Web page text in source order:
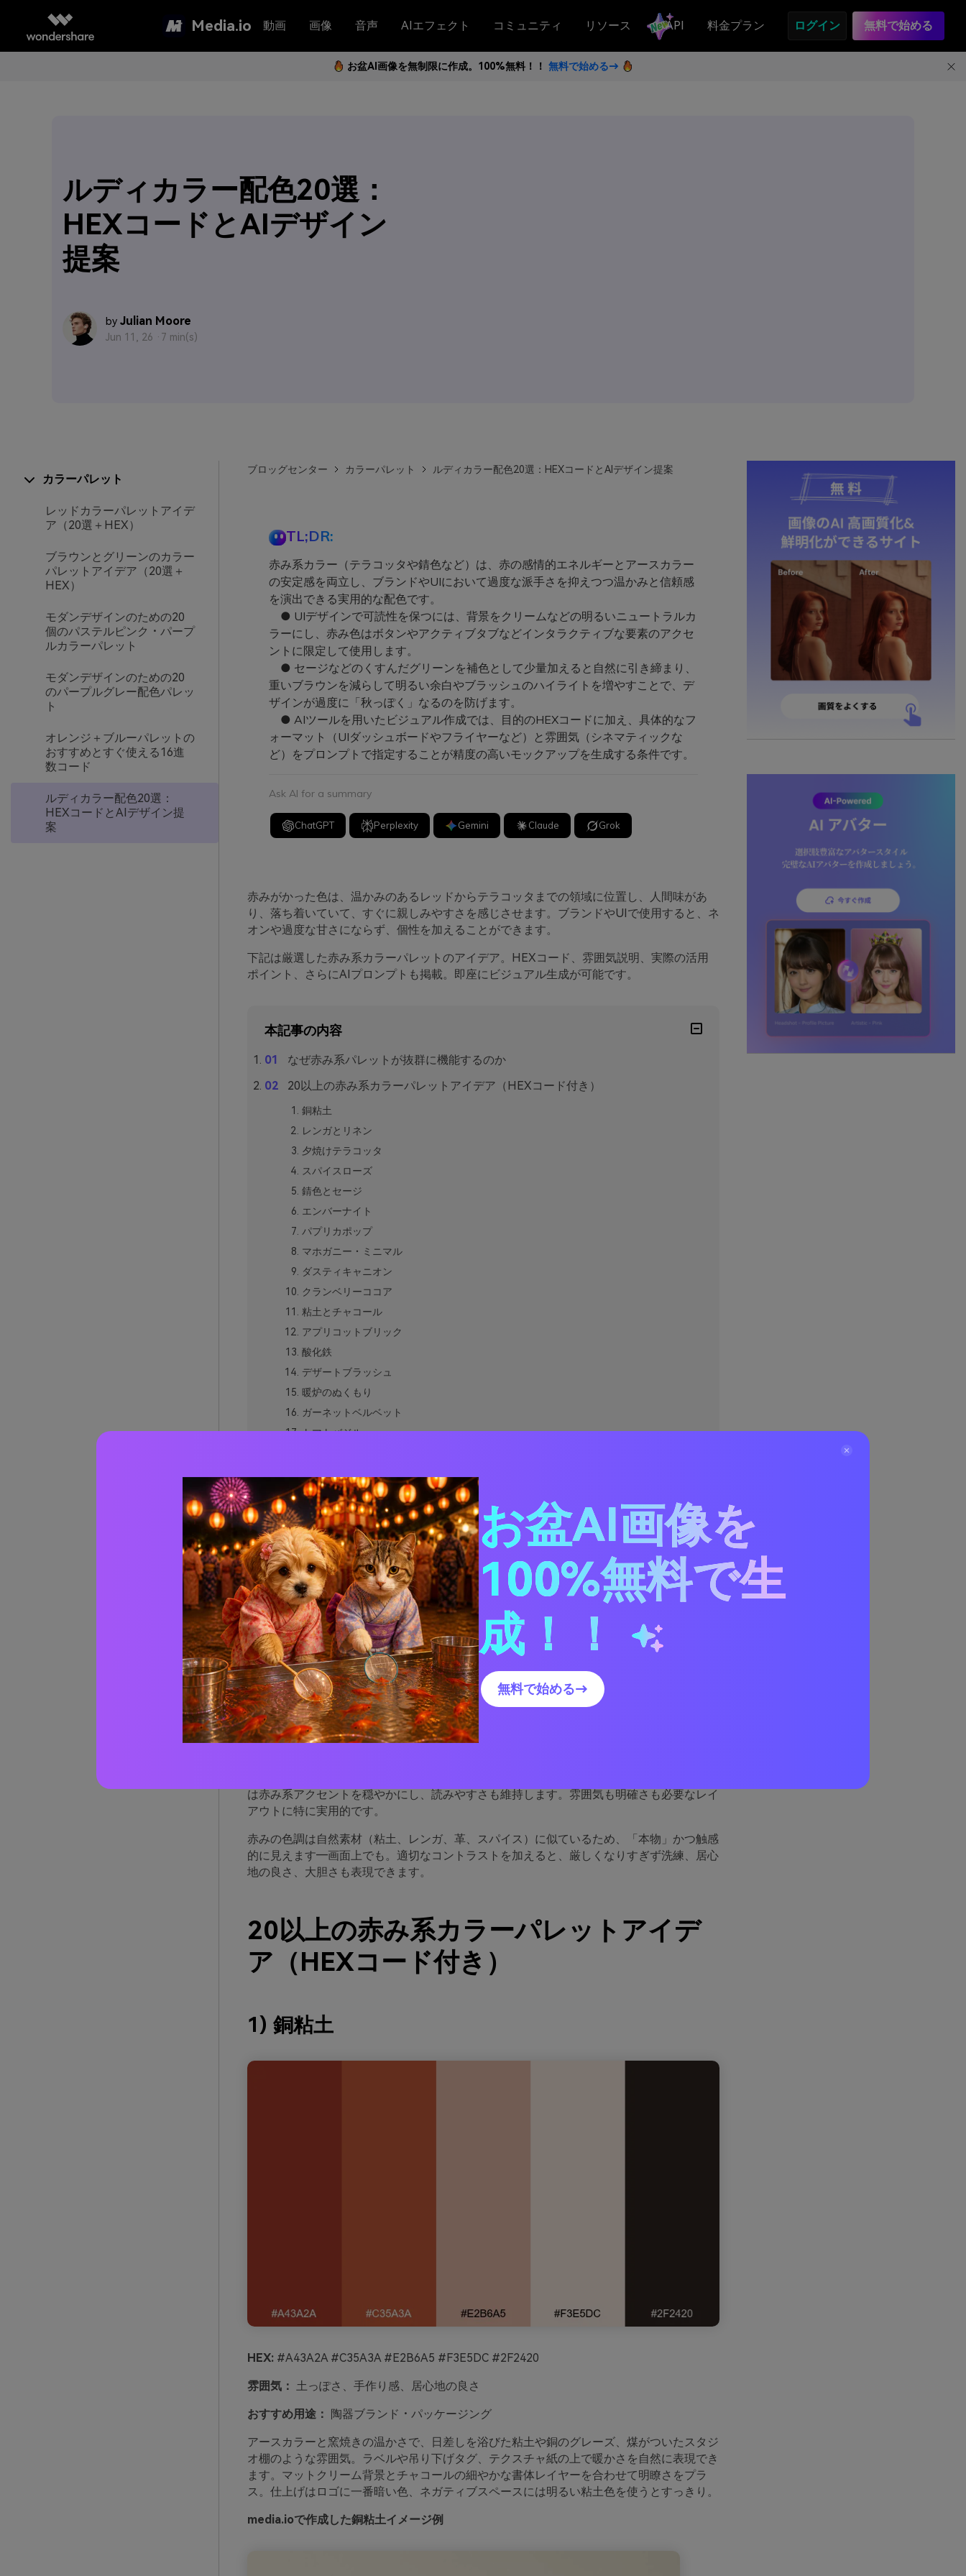
Media.io 動画 画像 音声 AIエフェクト コミュニティ リソース API 料金プラン ログイン 無料で始める
お盆AI画像を無制限に作成。100%無料！！ 無料で始める→
ルディカラー配色20選：
HEXコードとAIデザイン
提案
by Julian Moore
Jun 11, 26 · 7 min(s)
カラーパレット
レッドカラーパレットアイデ
ア（20選＋HEX）
ブラウンとグリーンのカラー
パレットアイデア（20選＋
HEX）
モダンデザインのための20
個のパステルピンク・パープ
ルカラーパレット
モダンデザインのための20
のパープルグレー配色パレッ
ト
オレンジ＋ブルーパレットの
おすすめとすぐ使える16進
数コード
ルディカラー配色20選：
HEXコードとAIデザイン提
案
ブロッグセンター カラーパレット ルディカラー配色20選：HEXコードとAIデザイン提案
TL;DR:
赤み系カラー（テラコッタや錆色など）は、赤の感情的エネルギーとアースカラー
の安定感を両立し、ブランドやUIにおいて過度な派手さを抑えつつ温かみと信頼感
を演出できる実用的な配色です。
● UIデザインで可読性を保つには、背景をクリームなどの明るいニュートラルカ
ラーにし、赤み色はボタンやアクティブタブなどインタラクティブな要素のアクセ
ントに限定して使用します。
● セージなどのくすんだグリーンを補色として少量加えると自然に引き締まり、
重いブラウンを減らして明るい余白やブラッシュのハイライトを増やすことで、デ
ザインが過度に「秋っぽく」なるのを防げます。
● AIツールを用いたビジュアル作成では、目的のHEXコードに加え、具体的なフ
ォーマット（UIダッシュボードやフライヤーなど）と雰囲気（シネマティックな
ど）をプロンプトで指定することが精度の高いモックアップを生成する条件です。
Ask AI for a summary
ChatGPT Perplexity Gemini Claude Grok
赤みがかった色は、温かみのあるレッドからテラコッタまでの領域に位置し、人間味があ
り、落ち着いていて、すぐに親しみやすさを感じさせます。ブランドやUIで使用すると、ネ
オンや過度な甘さにならず、個性を加えることができます。
下記は厳選した赤み系カラーパレットのアイデア。HEXコード、雰囲気説明、実際の活用
ポイント、さらにAIプロンプトも掲載。即座にビジュアル生成が可能です。
本記事の内容
なぜ赤み系パレットが抜群に機能するのか
20以上の赤み系カラーパレットアイデア（HEXコード付き）
銅粘土
レンガとリネン
夕焼けテラコッタ
スパイスローズ
錆色とセージ
エンバーナイト
パプリカポップ
マホガニー・ミニマル
ダスティキャニオン
クランベリーココア
粘土とチャコール
アプリコットブリック
酸化鉄
デザートブラッシュ
暖炉のぬくもり
ガーネットベルベット
トマトバジル
焦がしコーラルライト
赤み系と相性の良い色は？
赤み系カラーパレットを実際のデザインで使う方法
AIで赤み系パレットビジュアルを作成
なぜ赤み系パレットが抜群に機能する
のか
赤みのトーンは、赤の感情的エネルギーと地球色の安定感を融合しているため、温かみと信
頼感を同時に与えてくれます。このバランスは、ブランド、パッケージ、編集物、デジタル
は赤み系アクセントを穏やかにし、読みやすさも維持します。雰囲気も明確さも必要なレイ
アウトに特に実用的です。
赤みの色調は自然素材（粘土、レンガ、革、スパイス）に似ているため、「本物」かつ触感
的に見えます―画面上でも。適切なコントラストを加えると、厳しくなりすぎず洗練、居心
地の良さ、大胆さも表現できます。
20以上の赤み系カラーパレットアイデ
ア（HEXコード付き）
1) 銅粘土
HEX:#A43A2A #C35A3A #E2B6A5 #F3E5DC #2F2420
雰囲気： 土っぽさ、手作り感、居心地の良さ
おすすめ用途： 陶器ブランド・パッケージング
アースカラーと窯焼きの温かさで、日差しを浴びた粘土や銅のグレーズ、煤がついたスタジ
オ棚のような雰囲気。ラベルや吊り下げタグ、テクスチャ紙の上で暖かさを自然に表現でき
ます。マットクリーム背景とチャコールの細やかな書体レイヤーを合わせて明瞭さをプラ
ス。仕上げはロゴに一番暗い色、ネガティブスペースには明るい粘土色を使うとすっきり。
media.ioで作成した銅粘土イメージ例
お盆AI画像を
100%無料で生
成！！
無料で始める→